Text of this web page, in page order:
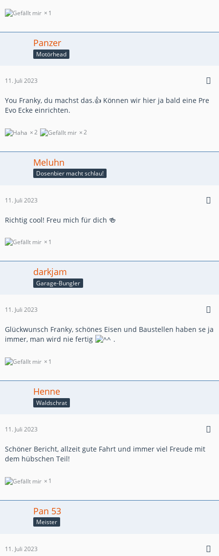
1
Panzer
Motörhead
11. Juli 2023
You Franky, du machst das.👍 Können wir hier ja bald eine Pre
Evo Ecke einrichten.
2 2
Meluhn
Dosenbier macht schlau!
11. Juli 2023
Richtig cool! Freu mich für dich 🍻
1
darkjam
Garage-Bungler
11. Juli 2023
Glückwunsch Franky, schönes Eisen und Baustellen haben se ja
immer, man wird nie fertig
.
1
Henne
Waldschrat
11. Juli 2023
Schöner Bericht, allzeit gute Fahrt und immer viel Freude mit
dem hübschen Teil!
1
Pan 53
Meister
11. Juli 2023